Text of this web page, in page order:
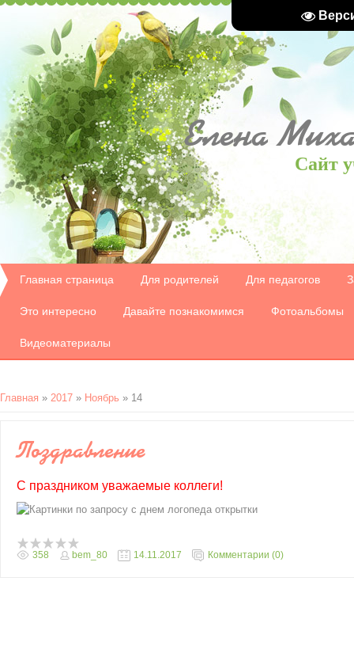
Елена
Сайт
Главная страница Для родителей Для педагогов
Это интересно Давайте познакомимся Фотоальбомы
Видеоматериалы
Главная » 2017 » Ноябрь » 14
Поздравление
С праздником уважаемые коллеги!
358 bem_80 14.11.2017 Комментарии (0)